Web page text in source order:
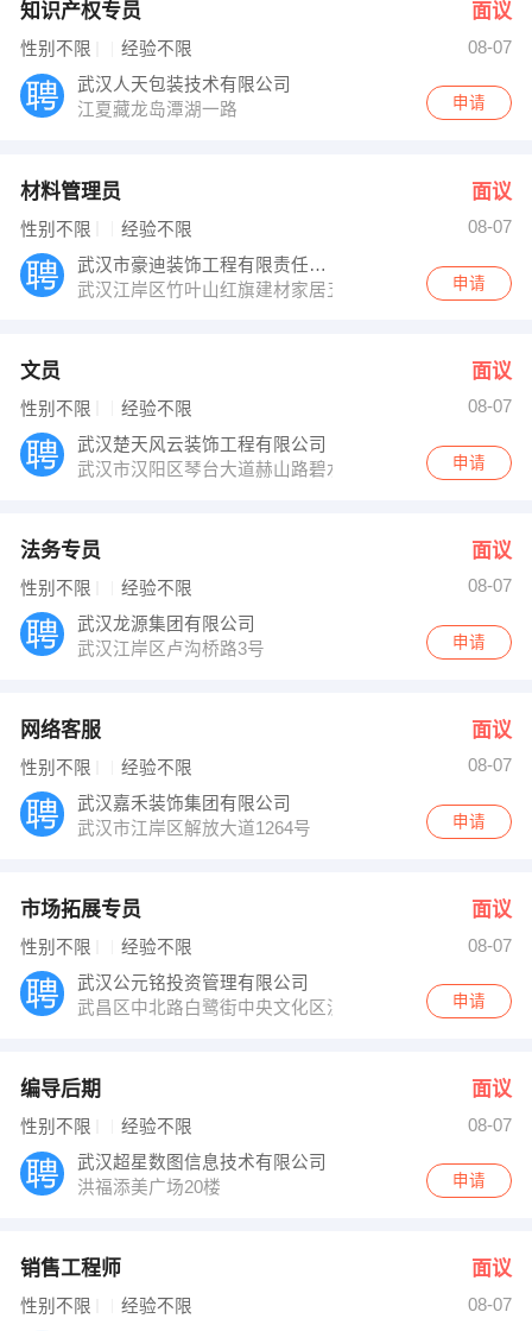
知识产权专员 面议
性别不限 经验不限
08-07
武汉人天包装技术有限公司
江夏藏龙岛潭湖一路
申请
材料管理员 面议
性别不限 经验不限
08-07
武汉市豪迪装饰工程有限责任公司
武汉江岸区竹叶山红旗建材家居五楼
申请
文员 面议
性别不限 经验不限
08-07
武汉楚天风云装饰工程有限公司
武汉市汉阳区琴台大道赫山路碧水晴天201栋4单元202室
申请
法务专员 面议
性别不限 经验不限
08-07
武汉龙源集团有限公司
武汉江岸区卢沟桥路3号
申请
网络客服 面议
性别不限 经验不限
08-07
武汉嘉禾装饰集团有限公司
武汉市江岸区解放大道1264号
申请
市场拓展专员 面议
性别不限 经验不限
08-07
武汉公元铭投资管理有限公司
武昌区中北路白鹭街中央文化区汉街总部国际
申请
编导后期 面议
性别不限 经验不限
08-07
武汉超星数图信息技术有限公司
洪福添美广场20楼
申请
销售工程师 面议
性别不限 经验不限
08-07